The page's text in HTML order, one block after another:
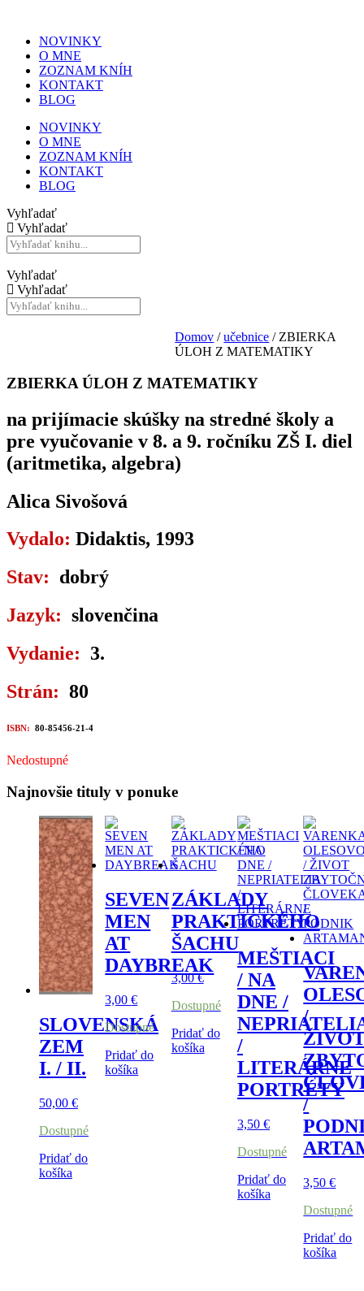
NOVINKY
O MNE
ZOZNAM KNÍH
KONTAKT
BLOG
NOVINKY
O MNE
ZOZNAM KNÍH
KONTAKT
BLOG
Vyhľadať
Vyhľadať
Vyhľadať
Vyhľadať
Domov /učebnice / ZBIERKA
ÚLOH Z MATEMATIKY
ZBIERKA ÚLOH Z MATEMATIKY
na prijímacie skúšky na stredné školy a
pre vyučovanie v 8. a 9. ročníku ZŠ I. diel
(aritmetika, algebra)
Alica Sivošová
Vydalo: Didaktis, 1993
Stav: dobrý
Jazyk: slovenčina
Vydanie: 3.
Strán: 80
ISBN: 80-85456-21-4
Nedostupné
Najnovšie tituly v ponuke
SLOVENSKÁ
ZEM
I. / II.
50,00 €
Dostupné
Pridať do
košíka
SEVEN
MEN
AT
DAYBREAK
3,00€
Dostupné
Pridať do
košíka
ZÁKLADY
PRAKTICKÉHO
ŠACHU
3,00€
Dostupné
Pridať do
košíka
MEŠTIACI
/ NA
DNE /
/
LITERÁRNE
PORTRÉTY
3,50 €
Dostupné
Pridať do
košíka
/
/
3,50€
Dostupné
Pridať do
košíka